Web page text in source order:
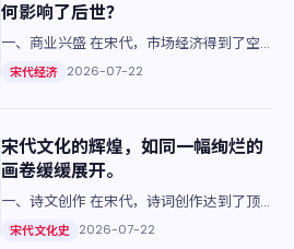
何影响了后世？
一、商业兴盛 在宋代，市场经济得到了空
前的发展。城市中商铺林立，市场热闹非
宋代经济 2026-07-22
宋代文化的辉煌，如同一幅绚烂的
画卷缓缓展开。
一、诗文创作 在宋代，诗词创作达到了顶
峰。苏轼、辛弃疾等人的作品流传至今，成
宋代文化史 2026-07-22